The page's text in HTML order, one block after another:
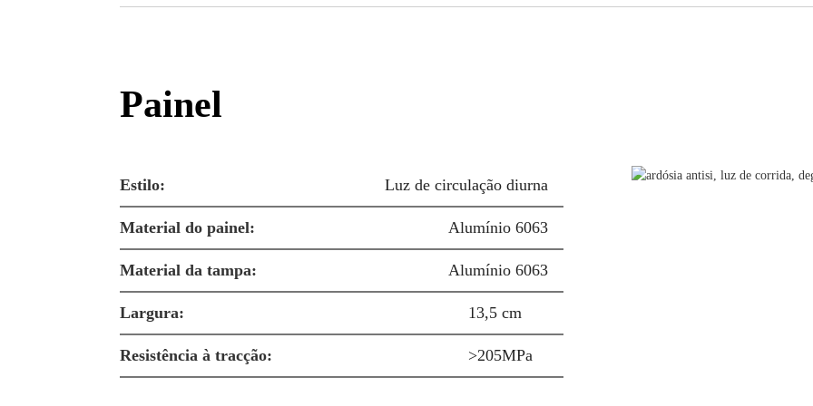
Painel
Estilo: Luz de circulação diurna
Material do painel: Alumínio 6063
Material da tampa: Alumínio 6063
Largura: 13,5 cm
Resistência à tracção: >205MPa